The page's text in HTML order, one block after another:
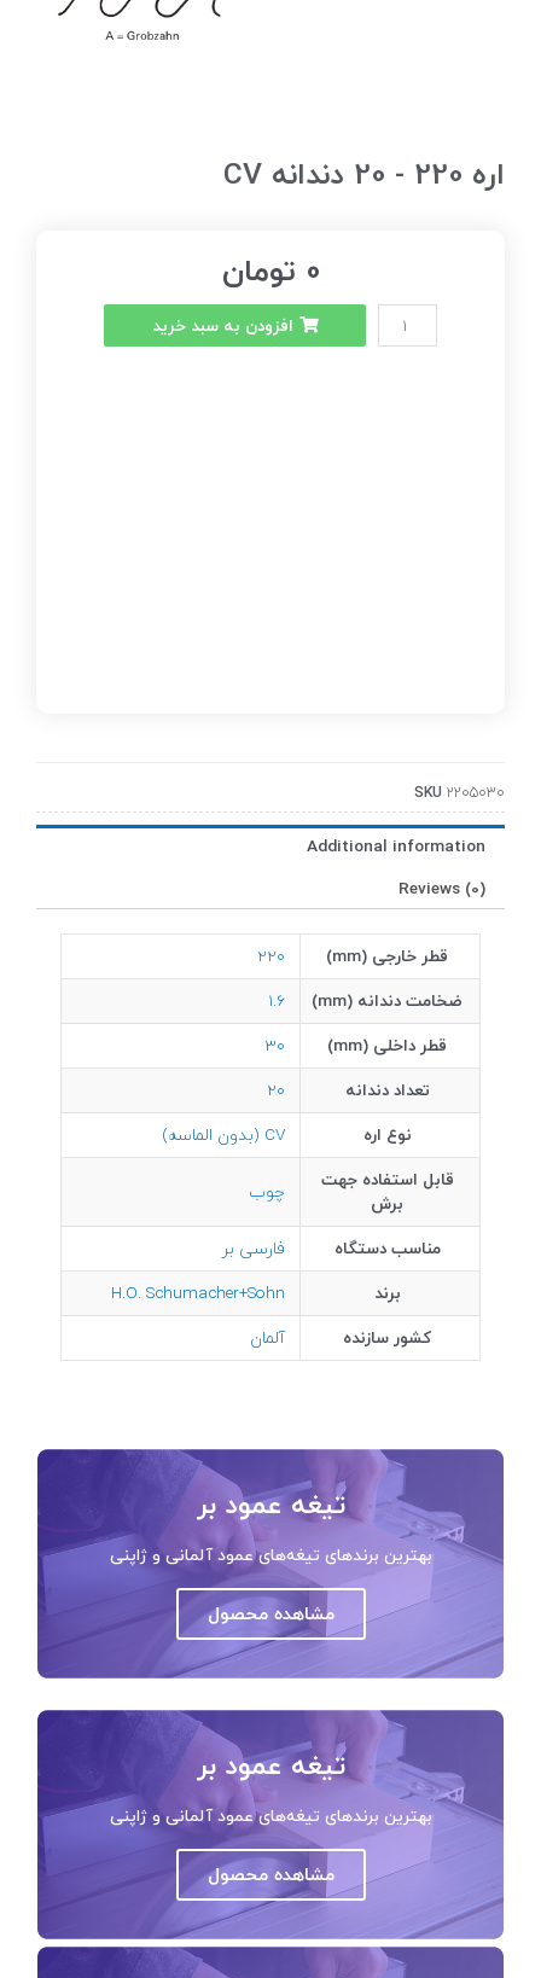
0 تومان
افزودن به سبد خرید
اره 220 - 20 دندانه CV
SKU 2205030
Additional information
Reviews (0)
قطر خارجی (mm)
220
ضخامت دندانه (mm)
1.6
قطر داخلی (mm)
30
تعداد دندانه
20
نوع اره
CV (بدون الماسه)
قابل استفاده جهت
برش
چوب
مناسب دستگاه
فارسی بر
برند
H.O. Schumacher+Sohn
کشور سازنده
آلمان
تیغه عمود بر
بهترین برندهای تیغه‌های عمود آلمانی و ژاپنی
مشاهده محصول
تیغه عمود بر
بهترین برندهای تیغه‌های عمود آلمانی و ژاپنی
مشاهده محصول